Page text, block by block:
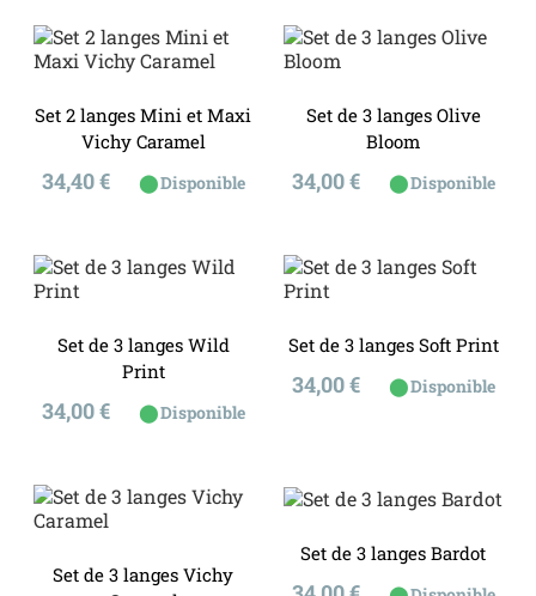
Set 2 langes Mini et Maxi
Vichy Caramel
Prix
34,40 € ⬤Disponible
Set de 3 langes Olive
Bloom
Prix
34,00 € ⬤Disponible
Set de 3 langes Wild
Print
Prix
34,00 € ⬤Disponible
Set de 3 langes Soft Print
Prix
34,00 € ⬤Disponible
Set de 3 langes Vichy
Set de 3 langes Bardot
⬤